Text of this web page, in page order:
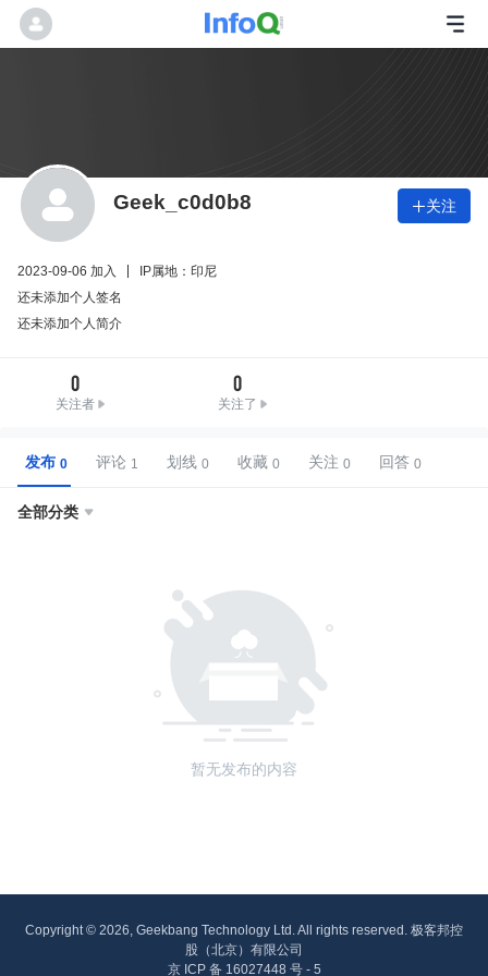
Geek_c0d0b8 关注
2023-09-06 加入
IP属地：印尼
还未添加个人签名
还未添加个人简介
0
关注者
0
关注了
发布 评论 划线 收藏 关注 回答
全部分类 
暂无发布的内容
Copyright © 2026, Geekbang Technology Ltd. All rights reserved. 极客邦控
股（北京）有限公司
京 ICP 备 16027448 号 - 5